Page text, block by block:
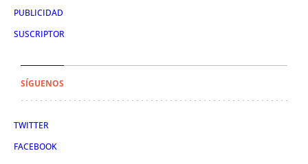
PUBLICIDAD
SUSCRIPTOR
SÍGUENOS
TWITTER
FACEBOOK